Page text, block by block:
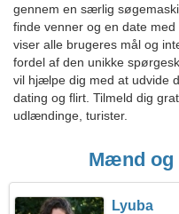
gennem en særlig
finde venner og en date
viser alle brugeres mål og
fordel af den unikke
vil hjælpe dig med at udvide
dating og flirt. Tilmeld dig
udlændinge, turister.
Mænd og
Lyuba